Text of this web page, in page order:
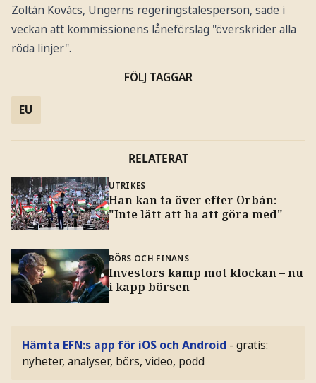
Zoltán Kovács, Ungerns regeringstalesperson, sade i
veckan att kommissionens låneförslag "överskrider alla
röda linjer".
FÖLJ TAGGAR
EU
RELATERAT
UTRIKES
Han kan ta över efter Orbán:
"Inte lätt att ha att göra med"
BÖRS OCH FINANS
Investors kamp mot klockan – nu
i kapp börsen
Hämta EFN:s app för iOS och Android - gratis:
nyheter, analyser, börs, video, podd